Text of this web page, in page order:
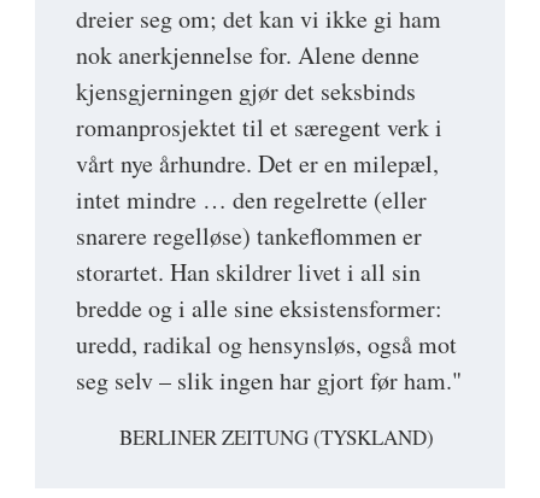
dreier seg om; det kan vi ikke gi ham
nok anerkjennelse for. Alene denne
kjensgjerningen gjør det seksbinds
romanprosjektet til et særegent verk i
vårt nye århundre. Det er en milepæl,
intet mindre … den regelrette (eller
snarere regelløse) tankeflommen er
storartet. Han skildrer livet i all sin
bredde og i alle sine eksistensformer:
uredd, radikal og hensynsløs, også mot
seg selv – slik ingen har gjort før ham."
BERLINER ZEITUNG (TYSKLAND)